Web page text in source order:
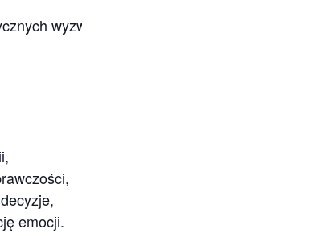
wyzwań – idealne połączenie
emocji.